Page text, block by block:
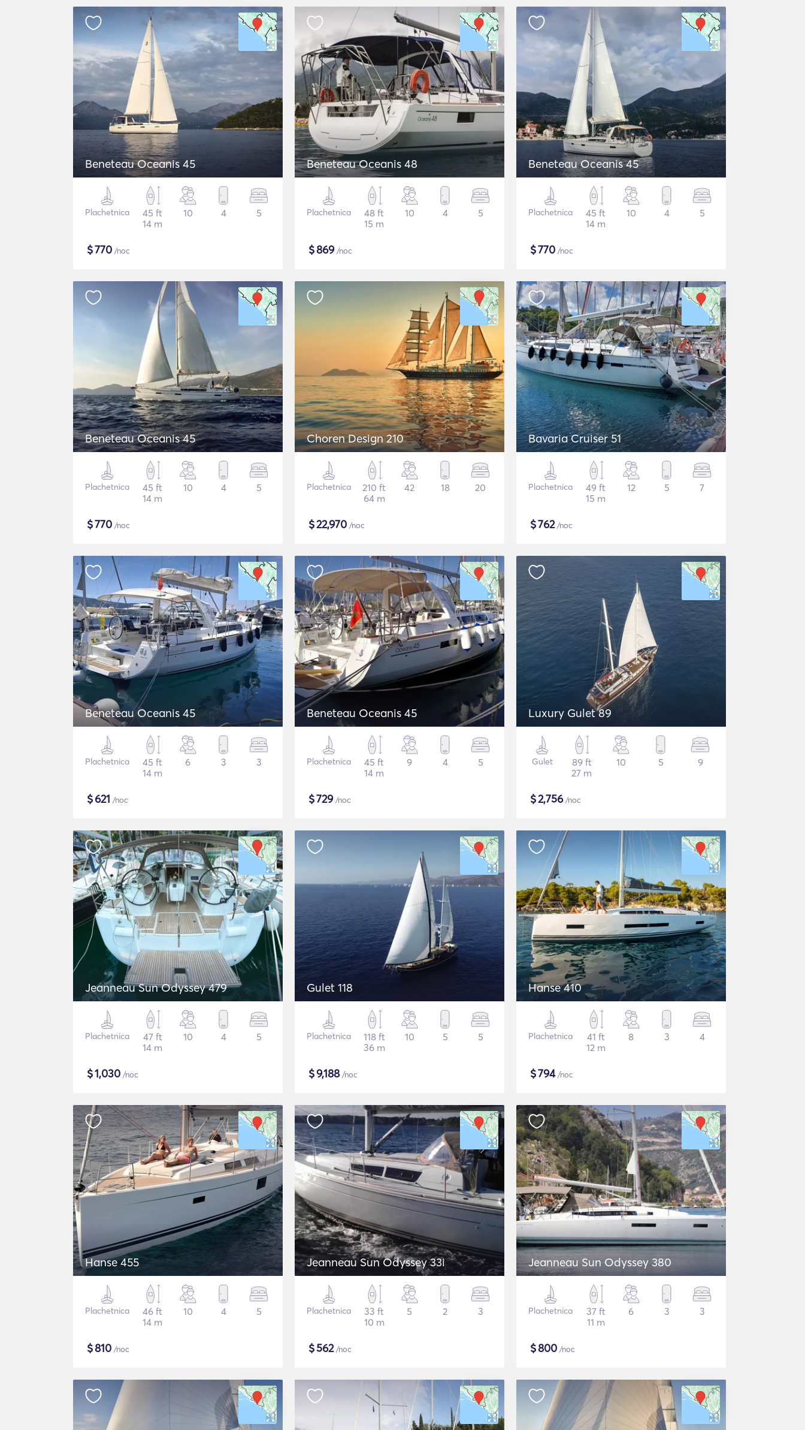
Beneteau Oceanis 45
Plachetnica
45 ft
14 m
10 4 5
$770 /noc
Beneteau Oceanis 48
Plachetnica
48 ft
15 m
10 4 5
$869/noc
Beneteau Oceanis 45
Plachetnica
45 ft
14 m
10 4 5
$770 /noc
Beneteau Oceanis 45
Plachetnica
45 ft
14 m
10 4 5
$770 /noc
Choren Design 210
Plachetnica
210 ft
64 m
42 18 20
$22,970 /noc
Bavaria Cruiser 51
Plachetnica
49 ft
15 m
12 5 7
$762/noc
Beneteau Oceanis 45
Plachetnica
45 ft
14 m
6 3 3
$621 /noc
Beneteau Oceanis 45
Plachetnica
45 ft
14 m
9 4 5
$729/noc
Luxury Gulet 89
Gulet
89 ft
27 m
10 5 9
$2,756/noc
Jeanneau Sun Odyssey 479
Plachetnica
47 ft
14 m
10 4 5
$1,030 /noc
Gulet 118
Plachetnica
118 ft
36 m
10 5 5
$9,188/noc
Hanse 410
Plachetnica
41 ft
12 m
8 3 4
$794/noc
Hanse 455
Plachetnica
46 ft
14 m
10 4 5
$810 /noc
Jeanneau Sun Odyssey 33i
Plachetnica
33 ft
10 m
5 2 3
$562/noc
Jeanneau Sun Odyssey 380
Plachetnica
37 ft
11 m
6 3 3
$800 /noc